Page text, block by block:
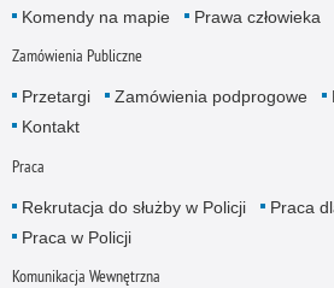
Komendy na mapie
Prawa człowieka
Zamówienia Publiczne
Przetargi Zamówienia podprogowe
Kontakt
Praca
Rekrutacja do służby w Policji
Praca
Praca w Policji
Komunikacja Wewnętrzna